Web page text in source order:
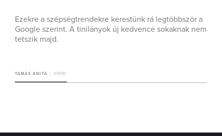
Ezekre a szépségtrendekre kerestünk rá legtöbbször a
Google szerint. A tinilányok új kedvence sokaknak nem
tetszik majd.
TAMÁS ANITA 4 PERC